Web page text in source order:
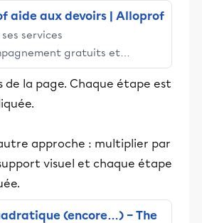
aide aux devoirs | Alloprof
services
gratuits et
Alloprof engage les élèves
dans la réussite
de la page. Chaque étape est
approche : multiplier par
visuel et chaque étape
(encore…) – The